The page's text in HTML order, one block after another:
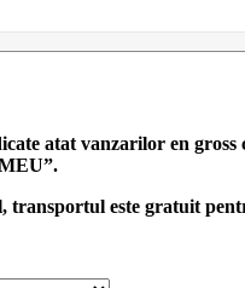
atat vanzarilor en
transportul este gratuit